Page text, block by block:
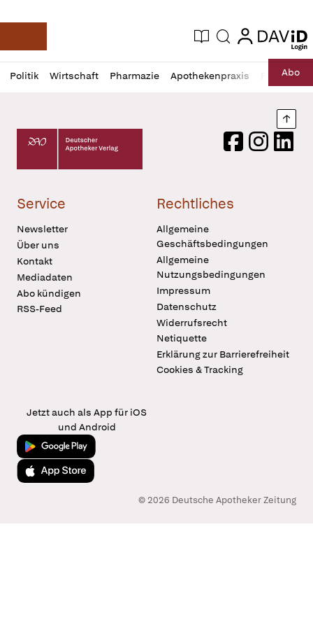
Deutsche Apotheker Zeitung
Aktuelle Ausgabe
Suche login
login
Politik Wirtschaft Pharmazie Apothekenpraxis RechtAbo
Profil
öffnen
Daz
Pur
Deutscher Apotheker Verlag Logo
FacebookInstagram
Service
Newsletter
Über uns
Kontakt
Mediadaten
Abo kündigen
RSS-Feed
Rechtliches
Allgemeine
Geschäftsbedingungen
Allgemeine
Nutzungsbedingungen
Impressum
Datenschutz
Widerrufsrecht
Netiquette
Erklärung zur Barrierefreiheit
Cookies & Tracking
Jetzt auch als App für iOS
und Android
Jetzt bei Google Play
Laden im App Store
© 2026 Deutsche Apotheker Zeitung